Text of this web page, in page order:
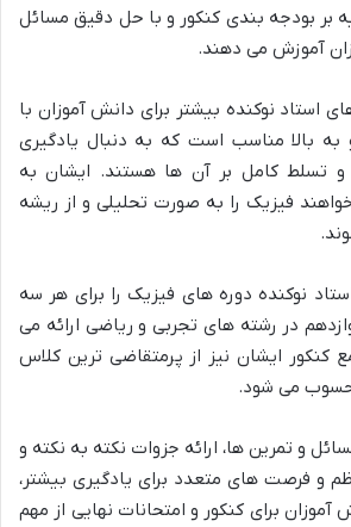
بر بودجه بندی کنکور و با حل دقیق مسائل
آموزش می دهند.
استاد نوکنده بیشتر برای دانش آموزان با
بالا مناسب است که به دنبال یادگیری
تسلط کامل بر آن ها هستند. ایشان به
فیزیک را به صورت تحلیلی و از ریشه
نوکنده دوره های فیزیک را برای هر سه
در رشته های تجربی و ریاضی ارائه می
کنکور ایشان نیز از پرمتقاضی ترین کلاس
می شود.
و تمرین ها، ارائه جزوات نکته به نکته و
و فرصت های متعدد برای یادگیری بیشتر،
برای کنکور و امتحانات نهایی از مهم